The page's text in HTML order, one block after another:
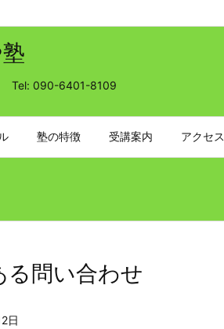
Tel: 090-6401-8109
塾の特徴 受講案内 アクセス
る問い合わせ
日